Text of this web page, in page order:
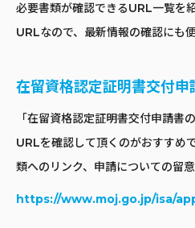
必要書類が確認できるURL一覧を
URLなので、最新情報の確認にも便
在留資格認定証明書交付申
「在留資格認定証明書交付申請書
URLを確認して頂くのがおすすめ
類へのリンク、申請についての留
https://www.moj.go.jp/isa/